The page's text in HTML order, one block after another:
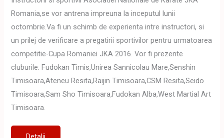
Romania,se vor antrena impreuna la inceputul lunii
octombrie.Va fi un schimb de experienta intre instructori, si
un prilej de verificare a pregatirii sportivilor pentru urmatoarea
competitie-Cupa Romaniei JKA 2016. Vor fi prezente
cluburile: Fudokan Timis,Unirea Sannicolau Mare,Senshin
Timisoara,Ateneu Resita,Raijin Timisoara,CSM Resita,Seido
Timisoara,Sam Sho Timisoara,Fudokan Alba,West Martial Art
Timisoara.
SEMINAR